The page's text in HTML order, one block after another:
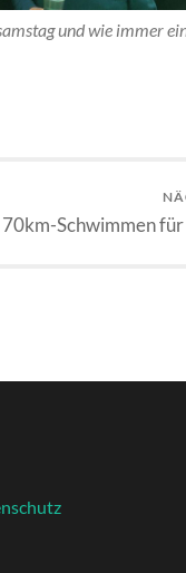
und wie immer
70km-Schwimmen